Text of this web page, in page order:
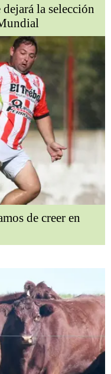
la selección
de creer en